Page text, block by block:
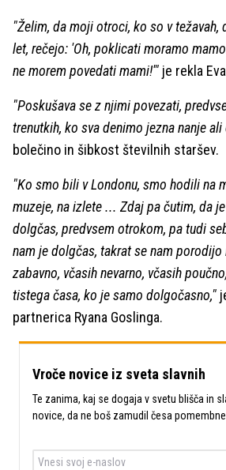
"Želim, da moji otroci, ko so v težavah,
let, rečejo: 'Oh, poklicati moramo
ne morem povedati mami!'" je rekla
"Poskušava se z njimi povezati,
trenutkih, ko sva denimo jezna nanje ali
bolečino in šibkost številnih staršev.
"Ko smo bili v Londonu, smo hodili na
muzeje, na izlete ... Zdaj pa čutim, da
dolgčas, predvsem otrokom, pa tudi
nam je dolgčas, takrat se nam
zabavno, včasih nevarno, včasih
tistega časa, ko je samo dolgočasno,"
partnerica Ryana Goslinga.
Vroče novice iz sveta slavnih
Te zanima, kaj se dogaja v svetu blišča in
novice, da ne boš zamudil česa